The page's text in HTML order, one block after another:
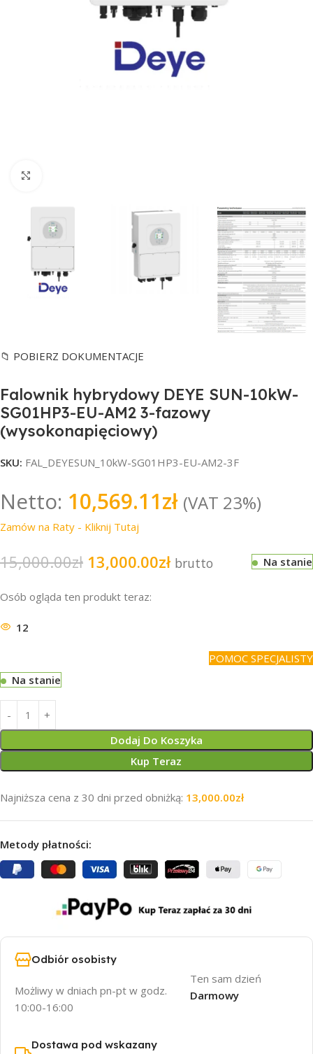
📁 POBIERZ DOKUMENTACJE
Falownik hybrydowy DEYE SUN-10kW-
SG01HP3-EU-AM2 3-fazowy
(wysokonapięciowy)
SKU: FAL_DEYESUN_10kW-SG01HP3-EU-AM2-3F
Netto: 10,569.11zł (VAT 23%)
Zamów na Raty - Kliknij Tutaj
15,000.00zł 13,000.00zł brutto Na stanie
Osób ogląda ten produkt teraz:
12
POMOC SPECJALISTY
Na stanie
Dodaj Do Koszyka
Kup Teraz
Najniższa cena z 30 dni przed obniżką: 13,000.00zł
Metody płatności:
Odbiór osobisty
Możliwy w dniach pn-pt w godz.
10:00-16:00
Ten sam dzień
Darmowy
Dostawa pod wskazany